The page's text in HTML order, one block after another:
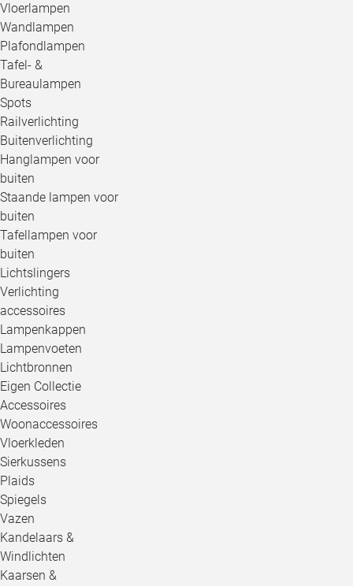
Vloerlampen
Wandlampen
Plafondlampen
Tafel- &
Bureaulampen
Spots
Railverlichting
Buitenverlichting
Hanglampen voor
buiten
Staande lampen voor
buiten
Tafellampen voor
buiten
Lichtslingers
Verlichting
accessoires
Lampenkappen
Lampenvoeten
Lichtbronnen
Eigen Collectie
Accessoires
Woonaccessoires
Vloerkleden
Sierkussens
Plaids
Spiegels
Vazen
Kandelaars &
Windlichten
Kaarsen &